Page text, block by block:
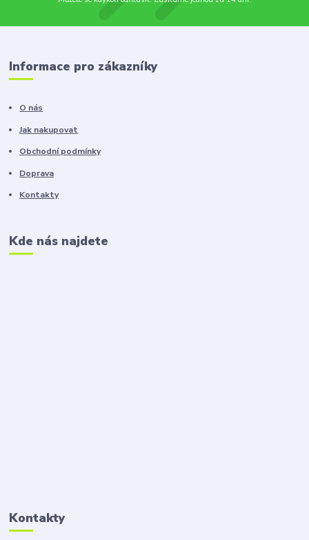
Informace pro zákazníky
O nás
Jak nakupovat
Obchodní podmínky
Doprava
Kontakty
Kde nás najdete
Kontakty